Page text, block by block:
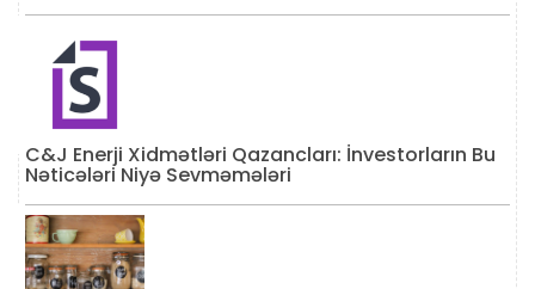
C&J Enerji Xidmətləri Qazancları: İnvestorların Bu
Nəticələri Niyə Sevməmələri